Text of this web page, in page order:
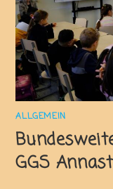
ALLGEMEIN
GGS